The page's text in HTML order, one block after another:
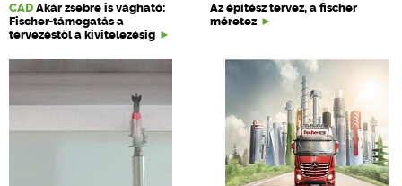
CAD Akár zsebre is vágható:
Fischer-támogatás a
tervezéstől a kivitelezésig
Az építész tervez, a fischer
méretez